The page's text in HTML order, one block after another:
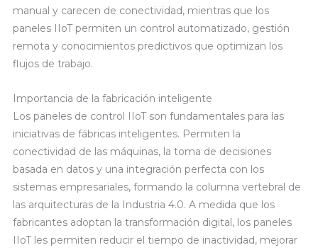
manual y carecen de conectividad, mientras que los
paneles IIoT permiten un control automatizado, gestión
remota y conocimientos predictivos que optimizan los
flujos de trabajo.
Importancia de la fabricación inteligente
Los paneles de control IIoT son fundamentales para las
iniciativas de fábricas inteligentes. Permiten la
conectividad de las máquinas, la toma de decisiones
basada en datos y una integración perfecta con los
sistemas empresariales, formando la columna vertebral de
las arquitecturas de la Industria 4.0. A medida que los
fabricantes adoptan la transformación digital, los paneles
IIoT les permiten reducir el tiempo de inactividad, mejorar